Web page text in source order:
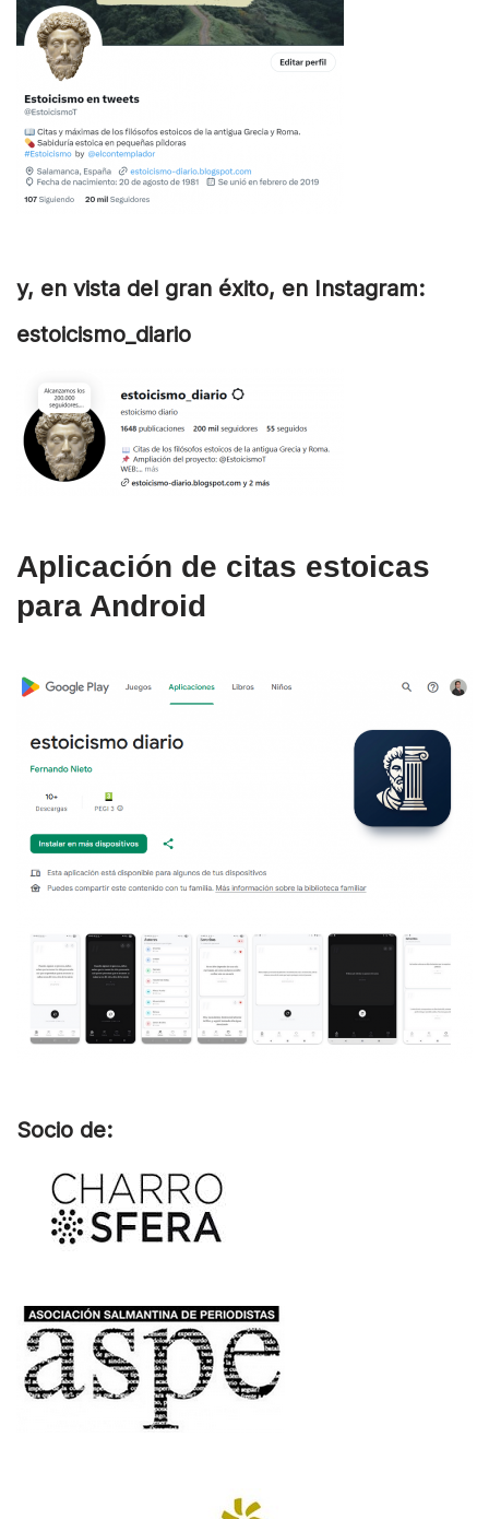
y, en vista del gran éxito, en Instagram:
estoicismo_diario
Aplicación de citas estoicas
para Android
Socio de: